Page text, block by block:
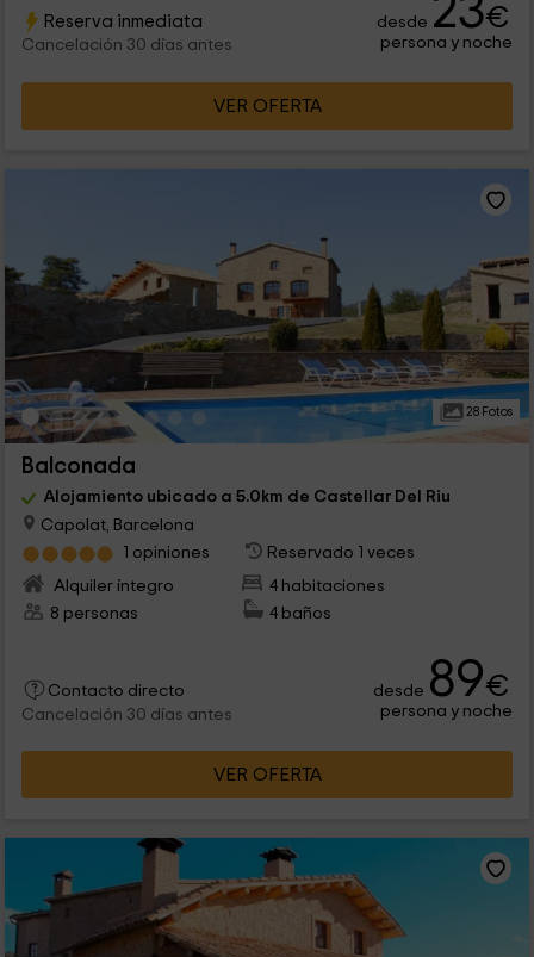
Reserva inmediata
Cancelación 30 días antes
desde 23€
persona y noche
VER OFERTA
28 Fotos
Balconada
Alojamiento ubicado a 5.0km de Castellar Del Riu
Capolat, Barcelona
1 opiniones
Reservado 1 veces
Alquiler íntegro
4 habitaciones
8 personas
4 baños
Contacto directo
Cancelación 30 días antes
desde 89€
persona y noche
VER OFERTA